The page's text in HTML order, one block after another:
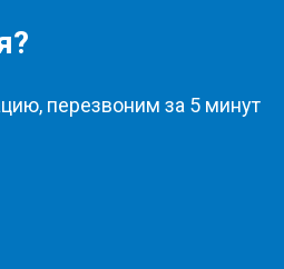
перезвоним за 5 минут